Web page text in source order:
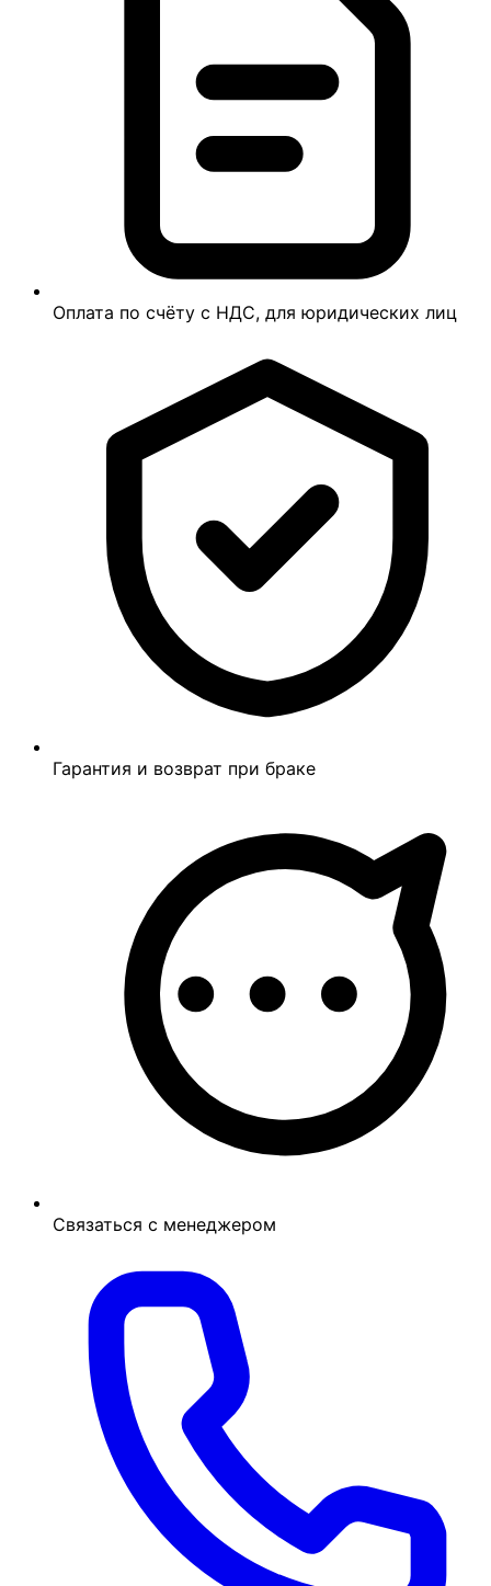
Оплата по счёту с НДС, для юридических лиц
Гарантия и возврат при браке
Связаться с менеджером